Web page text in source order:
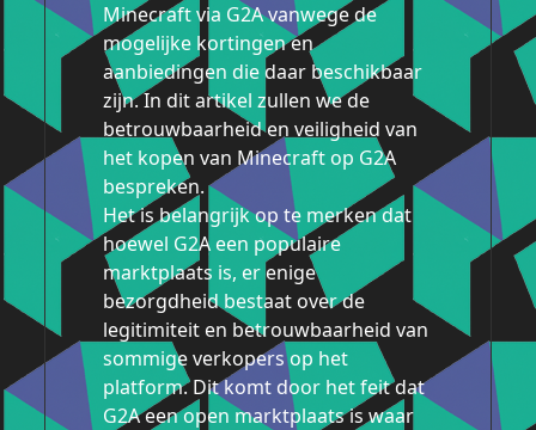
Minecraft via G2A vanwege de
mogelijke kortingen en
aanbiedingen die daar beschikbaar
zijn. In dit artikel zullen we de
betrouwbaarheid en veiligheid van
het kopen van Minecraft op G2A
bespreken.
Het is belangrijk op te merken dat
hoewel G2A een populaire
marktplaats is, er enige
bezorgdheid bestaat over de
legitimiteit en betrouwbaarheid van
sommige verkopers op het
platform. Dit komt door het feit dat
G2A een open marktplaats is waar